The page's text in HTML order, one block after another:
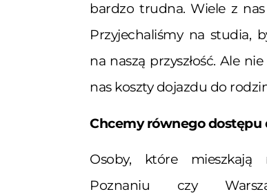
bardzo trudna. Wiele z
Przyjechaliśmy na studia,
na naszą przyszłość. Ale
nas koszty dojazdu do
Chcemy równego dostępu
Osoby, które
Poznaniu czy